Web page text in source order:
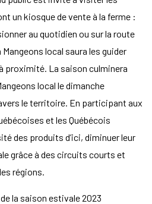
un kiosque de vente à la ferme :
au quotidien ou sur la route
local saura les guider
proximité. La saison culminera
local le dimanche
le territoire. En participant aux
et les Québécois
des produits d’ici, diminuer leur
grâce à des circuits courts et
régions.
la saison estivale 2023